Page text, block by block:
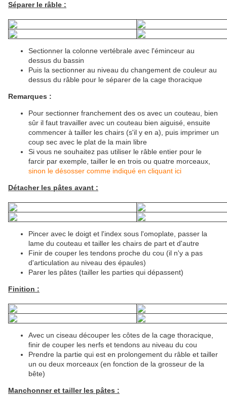
Séparer le râble :
Sectionner la colonne vertébrale avec l'éminceur au
dessus du bassin
Puis la sectionner au niveau du changement de couleur au
dessus du râble pour le séparer de la cage thoracique
Remarques :
Pour sectionner franchement des os avec un couteau, bien
sûr il faut travailler avec un couteau bien aiguisé, ensuite
commencer à tailler les chairs (s'il y en a), puis imprimer un
coup sec avec le plat de la main libre
Si vous ne souhaitez pas utiliser le râble entier pour le
farcir par exemple, tailler le en trois ou quatre morceaux,
sinon le désosser comme indiqué en cliquant ici
Détacher les pâtes avant :
Pincer avec le doigt et l'index sous l'omoplate, passer la
lame du couteau et tailler les chairs de part et d'autre
Finir de couper les tendons proche du cou (il n'y a pas
d'articulation au niveau des épaules)
Parer les pâtes (tailler les parties qui dépassent)
Finition :
Avec un ciseau découper les côtes de la cage thoracique,
finir de couper les nerfs et tendons au niveau du cou
Prendre la partie qui est en prolongement du râble et tailler
un ou deux morceaux (en fonction de la grosseur de la
bête)
Manchonner et tailler les pâtes :